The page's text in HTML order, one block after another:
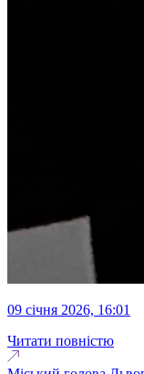
09 січня 2026, 16:01
Читати повністю